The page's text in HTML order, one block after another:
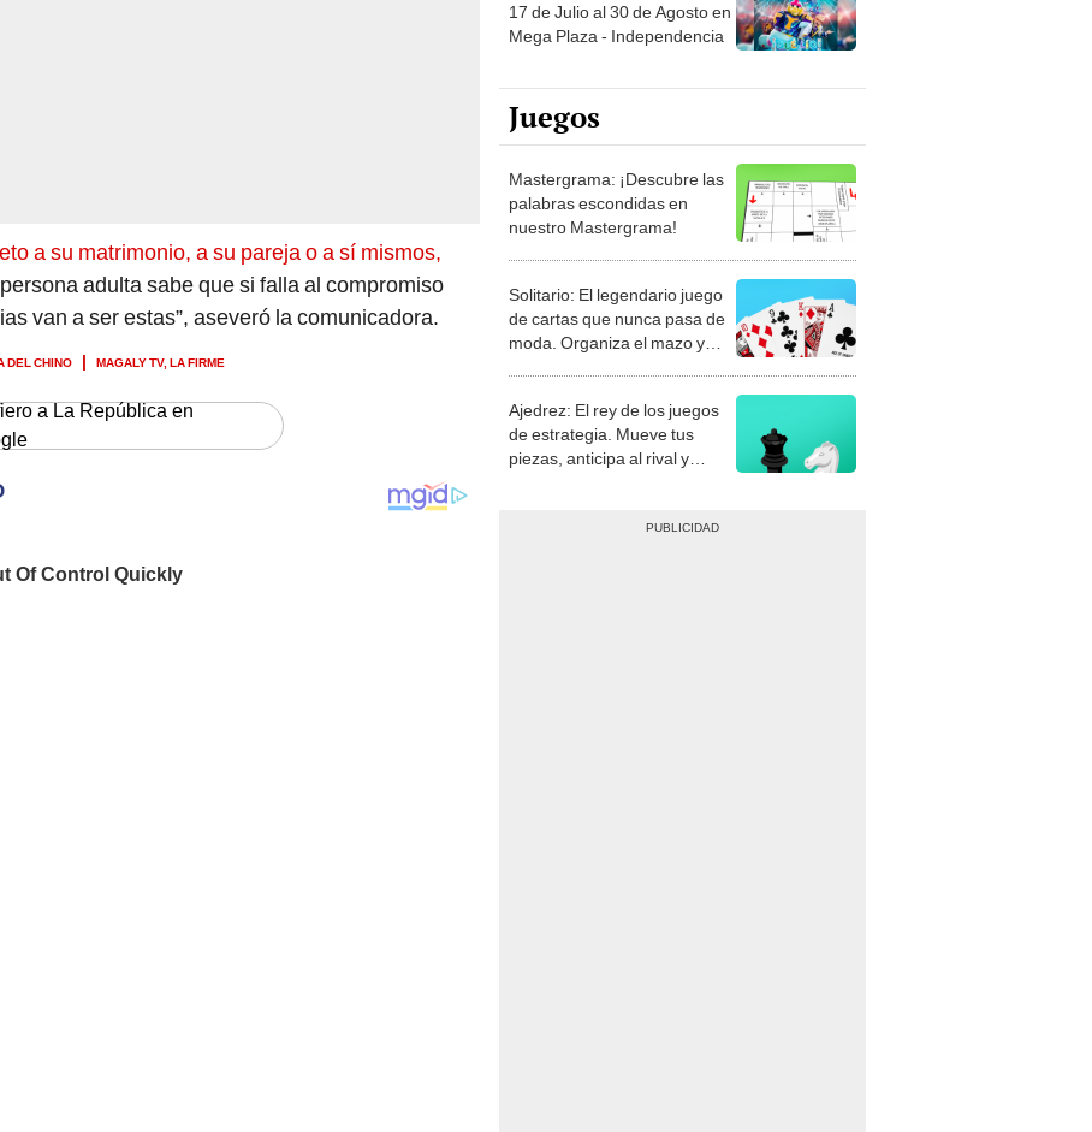
a su matrimonio, a su pareja o a sí mismos,
adulta sabe que si falla al compromiso
van a ser estas”, aseveró la comunicadora.
DEL CHINO MAGALY TV, LA FIRME
a La República en
17 de Julio al 30 de Agosto en
Mega Plaza - Independencia
Juegos
Mastergrama: ¡Descubre las
palabras escondidas en
nuestro Mastergrama!
Solitario: El legendario juego
de cartas que nunca pasa de
moda. Organiza el mazo y
Ajedrez: El rey de los juegos
de estrategia. Mueve tus
piezas, anticipa al rival y